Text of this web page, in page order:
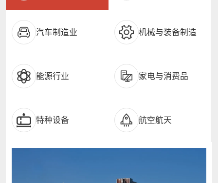
汽车制造业 机械与装备制造
能源行业 家电与消费品
特种设备 航空航天